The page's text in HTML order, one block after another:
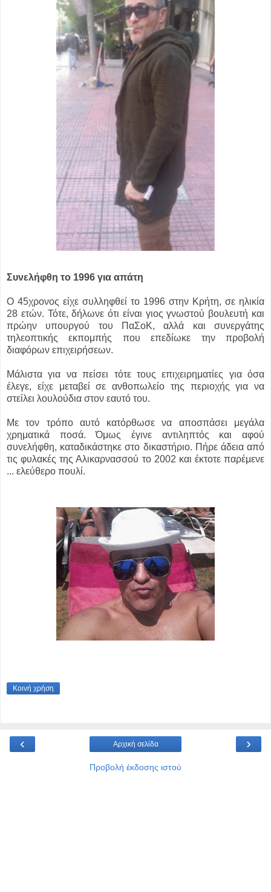
Συνελήφθη το 1996 για απάτη
Ο 45χρονος είχε συλληφθεί το 1996 στην Κρήτη, σε ηλικία
28 ετών. Τότε, δήλωνε ότι είναι γιος γνωστού βουλευτή και
πρώην υπουργού του ΠαΣοΚ, αλλά και συνεργάτης
τηλεοπτικής εκπομπής που επεδίωκε την προβολή
διαφόρων επιχειρήσεων.
Μάλιστα για να πείσει τότε τους επιχειρηματίες για όσα
έλεγε, είχε μεταβεί σε ανθοπωλείο της περιοχής για να
στείλει λουλούδια στον εαυτό του.
Με τον τρόπο αυτό κατόρθωσε να αποσπάσει μεγάλα
χρηματικά ποσά. Όμως έγινε αντιληπτός και αφού
συνελήφθη, καταδικάστηκε στο δικαστήριο. Πήρε άδεια από
τις φυλακές της Αλικαρνασσού το 2002 και έκτοτε παρέμενε
... ελεύθερο πουλί.
Κοινή χρήση
‹ ›
Αρχική σελίδα
Προβολή έκδοσης ιστού